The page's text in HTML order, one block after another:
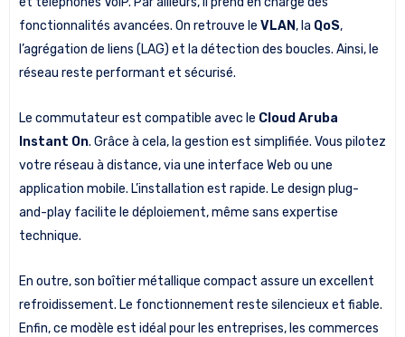
fonctionnalités avancées. On retrouve le VLAN, la QoS,
l’agrégation de liens (LAG) et la détection des boucles. Ainsi, le
réseau reste performant et sécurisé.
Le commutateur est compatible avec le Cloud Aruba
Instant On. Grâce à cela, la gestion est simplifiée. Vous pilotez
votre réseau à distance, via une interface Web ou une
application mobile. L’installation est rapide. Le design plug-
and-play facilite le déploiement, même sans expertise
technique.
En outre, son boîtier métallique compact assure un excellent
refroidissement. Le fonctionnement reste silencieux et fiable.
Enfin, ce modèle est idéal pour les entreprises, les commerces